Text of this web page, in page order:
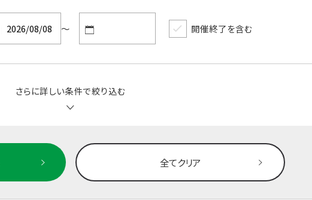
～ 開催終了を含む
さらに詳しい条件で絞り込む
全てクリア